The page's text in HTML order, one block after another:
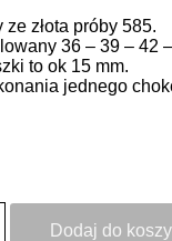
złota próby 585.
36 – 39 – 42
to ok 15 mm.
jednego
Dodaj do